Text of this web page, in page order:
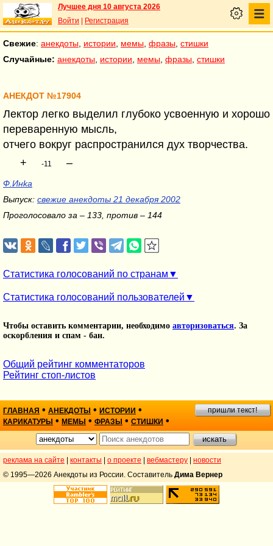
Лучшее дня 10 августа 2026
Войти
Регистрация
Свежие: анекдоты истории мемы фразы стишки
Случайные: анекдоты истории мемы фразы стишки
АНЕКДОТ №17904
Лектор легко выделил глубоко усвоенную и хорошо
переваренную мысль,
отчего вокруг распространился дух творчества.
+
-11 –
Ф.Инka
Выпуск: свежие анекдоты 21 декабря 2002
Проголосовало за – 133, против – 144
Статистика голосований по странам
Статистика голосований пользователей
Чтобы оставить комментарии, необходимо авторизоваться. За
оскорбления и спам - бан.
Общий рейтинг комментаторов
Рейтинг стоп-листов
ГЛАВНАЯ • АНЕКДОТЫ • ИСТОРИИ •
КАРИКАТУРЫ • МЕМЫ • ФРАЗЫ • СТИШКИ •
пришли текст!
реклама на сайте контакты о проекте вебмастеру
новости
© 1995—2026 Анекдоты из России. Составитель Дима Вернер